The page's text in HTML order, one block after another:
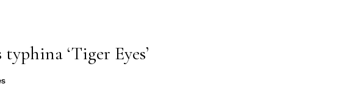
typhina ‘Tiger Eyes’